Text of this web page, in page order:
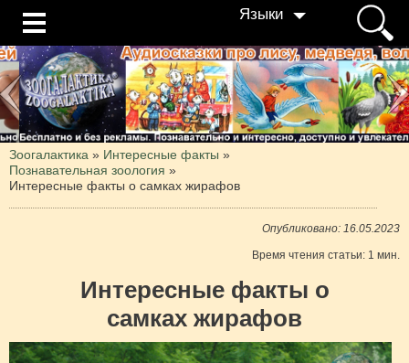
Языки
Зоогалактика » Интересные факты »
Познавательная зоология »
Интересные факты о самках жирафов
Опубликовано: 16.05.2023
Время чтения статьи: 1 мин.
Интересные факты о
самках жирафов